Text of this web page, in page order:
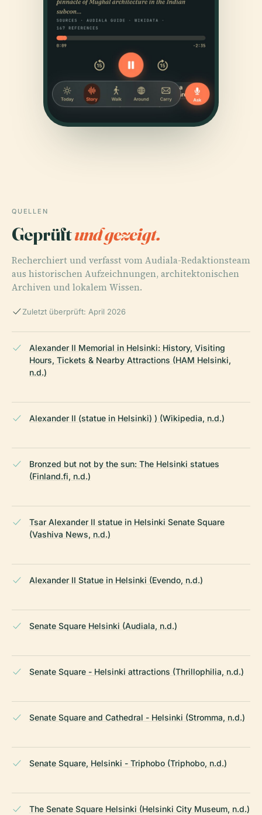
QUELLEN
Geprüftund gezeigt.
Recherchiert und verfasst vom Audiala-Redaktionsteam
aus historischen Aufzeichnungen, architektonischen
Archiven und lokalem Wissen.
Zuletzt überprüft: April 2026
Alexander II Memorial in Helsinki: History, Visiting
Hours, Tickets & Nearby Attractions (HAM Helsinki,
n.d.)
Alexander II (statue in Helsinki) ) (Wikipedia, n.d.)
Bronzed but not by the sun: The Helsinki statues
(Finland.fi, n.d.)
Tsar Alexander II statue in Helsinki Senate Square
(Vashiva News, n.d.)
Alexander II Statue in Helsinki (Evendo, n.d.)
Senate Square Helsinki (Audiala, n.d.)
Senate Square - Helsinki attractions (Thrillophilia, n.d.)
Senate Square and Cathedral - Helsinki (Stromma, n.d.)
Senate Square, Helsinki - Triphobo (Triphobo, n.d.)
The Senate Square Helsinki (Helsinki City Museum, n.d.)